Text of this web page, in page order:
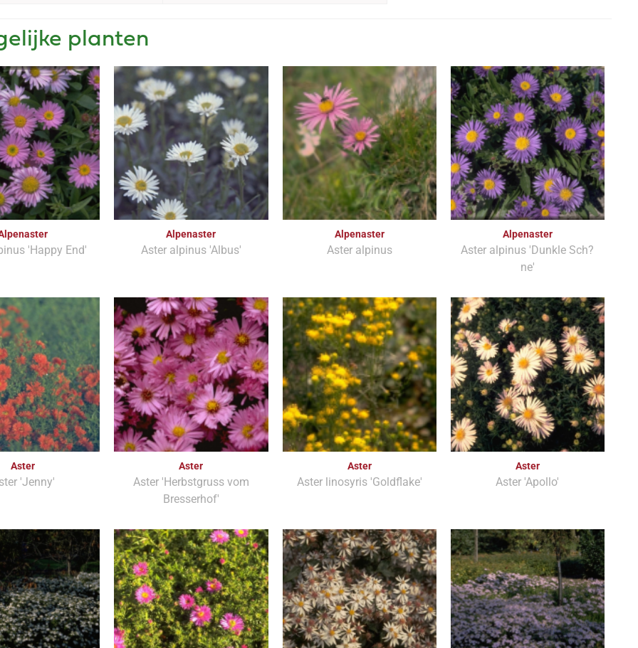
planten
'Happy End'
Alpenaster
Aster alpinus 'Albus'
Alpenaster
Aster alpinus
Alpenaster
Aster alpinus 'Dunkle Sch?
ne'
Aster
'Jenny'
Aster
Aster 'Herbstgruss vom
Bresserhof'
Aster
Aster linosyris 'Goldflake'
Aster
Aster 'Apollo'